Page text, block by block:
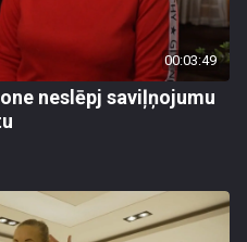
00:03:49
neslēpj saviļņojumu